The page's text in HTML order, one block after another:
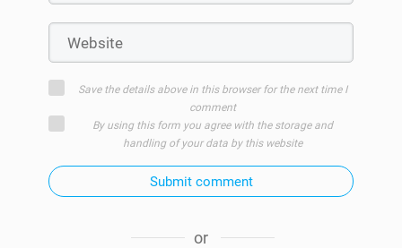
Save the details above in this browser for the next time I
comment
By using this form you agree with the storage and
handling of your data by this website
Submit comment
or